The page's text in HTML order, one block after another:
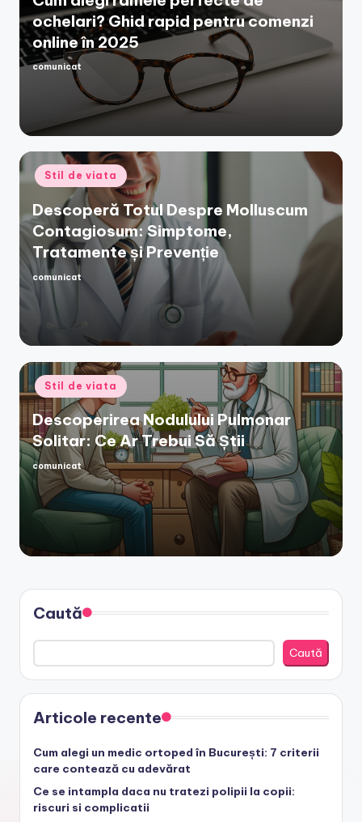
ochelari? Ghid rapid pentru comenzi
online în 2025
Posted
comunicat
Posted
in
Stil de viata
Descoperă Totul Despre Molluscum
Contagiosum: Simptome,
Tratamente și Prevenție
Posted
comunicat
Posted
in
Stil de viata
Descoperirea Nodulului Pulmonar
Solitar: Ce Ar Trebui Să Știi
Posted
by
comunicat
Caută
Caută
Articole recente
Cum alegi un medic ortoped în București: 7 criterii
care contează cu adevărat
Ce se intampla daca nu tratezi polipii la copii:
riscuri si complicatii